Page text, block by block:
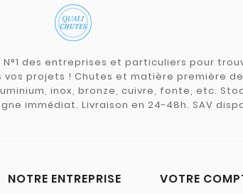
des entreprises et particuliers pour
projets ! Chutes et matière première
inox, bronze, cuivre, fonte, etc.
immédiat. Livraison en 24-48h. SAV
NOTRE ENTREPRISE VOTRE